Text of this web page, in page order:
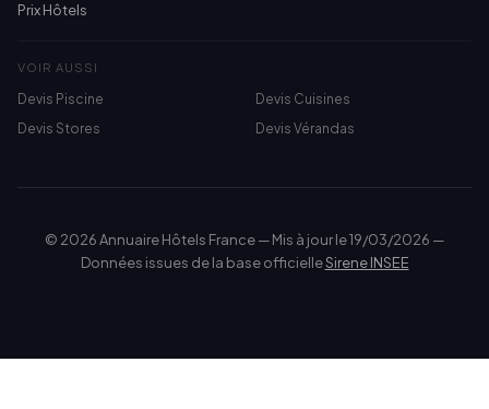
Prix Hôtels
VOIR AUSSI
Devis Piscine
Devis Cuisines
Devis Stores
Devis Vérandas
© 2026 Annuaire Hôtels France — Mis à jour le 19/03/2026 —
Données issues de la base officielleSirene INSEE